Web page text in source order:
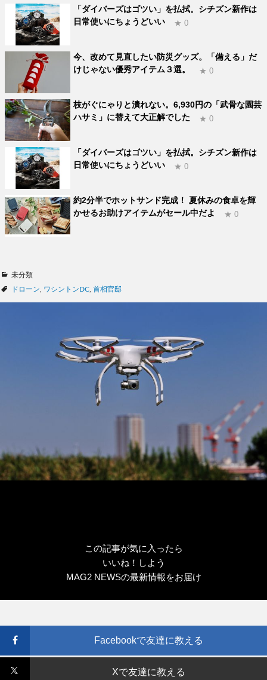
「ダイバーズはゴツい」を払拭。シチズン新作は
日常使いにちょうどいい
★ 0
今、改めて見直したい防災グッズ。「備える」だ
けじゃない優秀アイテム３選。
★ 0
枝がぐにゃりと潰れない。6,930円の「武骨な園芸
ハサミ」に替えて大正解でした
★ 0
「ダイバーズはゴツい」を払拭。シチズン新作は
日常使いにちょうどいい
★ 0
約2分半でホットサンド完成！ 夏休みの食卓を輝
かせるお助けアイテムがセール中だよ
★ 0
カ
テ
未分類
タ
ドローン ワシントンDC 首相官邸
この記事が気に入ったら
いいね！しよう
MAG2 NEWSの最新情報をお届け
Facebookで友達に教える
Xで友達に教える